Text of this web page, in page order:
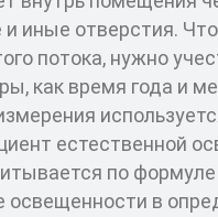
иные отверстия.
потока, нужно
как время года и
естественной
по
освещенности в